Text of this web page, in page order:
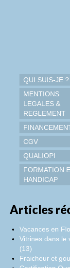
QUI SUIS-JE ?
MENTIONS
LEGALES &
REGLEMENT
CGV
QUALIOPI
FORMATION
HANDICAP
Articles
Vacances en
Vitrines dans le
(13)
Fraicheur et